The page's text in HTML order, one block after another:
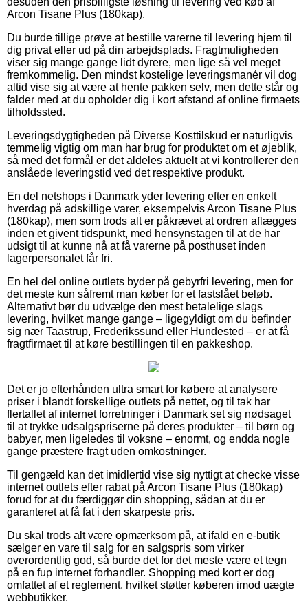
Arcon Tisane Plus (180kap).
Du burde tillige prøve at bestille varerne til levering hjem til
dig privat eller ud på din arbejdsplads. Fragtmuligheden
viser sig mange gange lidt dyrere, men lige så vel meget
fremkommelig. Den mindst kostelige leveringsmanér vil dog
altid vise sig at være at hente pakken selv, men dette står og
falder med at du opholder dig i kort afstand af online firmaets
tilholdssted.
Leveringsdygtigheden på Diverse Kosttilskud er naturligvis
temmelig vigtig om man har brug for produktet om et øjeblik,
så med det formål er det aldeles aktuelt at vi kontrollerer den
anslåede leveringstid ved det respektive produkt.
En del netshops i Danmark yder levering efter en enkelt
hverdag på adskillige varer, eksempelvis Arcon Tisane Plus
(180kap), men som trods alt er påkrævet at ordren aflægges
inden et givent tidspunkt, med hensynstagen til at de har
udsigt til at kunne nå at få varerne på posthuset inden
lagerpersonalet får fri.
En hel del online outlets byder på gebyrfri levering, men for
det meste kun såfremt man køber for et fastslået beløb.
Alternativt bør du udvælge den mest betalelige slags
levering, hvilket mange gange – ligegyldigt om du befinder
sig nær Taastrup, Frederikssund eller Hundested – er at få
fragtfirmaet til at køre bestillingen til en pakkeshop.
Det er jo efterhånden ultra smart for købere at analysere
priser i blandt forskellige outlets på nettet, og til tak har
flertallet af internet forretninger i Danmark set sig nødsaget
til at trykke udsalgspriserne på deres produkter – til børn og
babyer, men ligeledes til voksne – enormt, og endda nogle
gange præstere fragt uden omkostninger.
Til gengæld kan det imidlertid vise sig nyttigt at checke visse
internet outlets efter rabat på Arcon Tisane Plus (180kap)
forud for at du færdiggør din shopping, sådan at du er
garanteret at få fat i den skarpeste pris.
Du skal trods alt være opmærksom på, at ifald en e-butik
sælger en vare til salg for en salgspris som virker
overordentlig god, så burde det for det meste være et tegn
på en fup internet forhandler. Shopping med kort er dog
omfattet af et reglement, hvilket støtter køberen imod uægte
webbutikker.